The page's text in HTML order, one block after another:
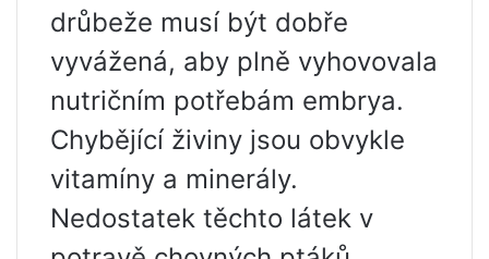
drůbeže musí být dobře
vyvážená, aby plně vyhovovala
nutričním potřebám embrya.
Chybějící živiny jsou obvykle
vitamíny a minerály.
Nedostatek těchto látek v